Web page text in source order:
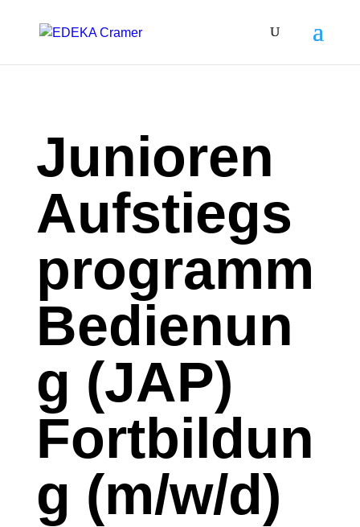
Junioren
Aufstiegs
programm
Bedienun
g (JAP)
Fortbildun
g (m/w/d)